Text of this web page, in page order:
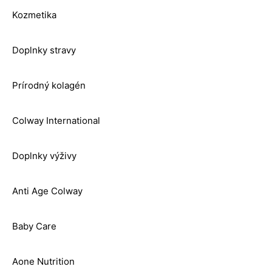
Kozmetika
Doplnky stravy
Prírodný kolagén
Colway International
Doplnky výživy
Anti Age Colway
Baby Care
Aone Nutrition